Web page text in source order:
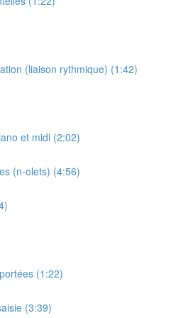
(liaison rythmique) (1:42)
et midi (2:02)
(n-olets) (4:56)
(1:22)
(3:39)